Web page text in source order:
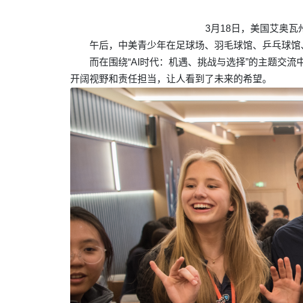
3月18日，美国艾奥瓦
午后，中美青少年在足球场、羽毛球馆、乒乓球
而在围绕“AI时代：机遇、挑战与选择”的主题交
开阔视野和责任担当，让人看到了未来的希望。